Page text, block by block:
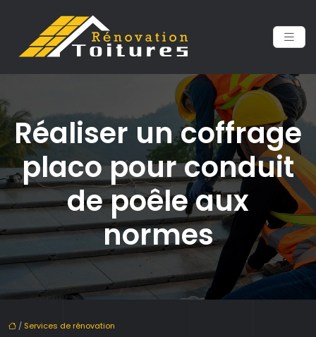
Réaliser un coffrage
placo pour conduit
de poêle aux
normes
/ Services de rénovation